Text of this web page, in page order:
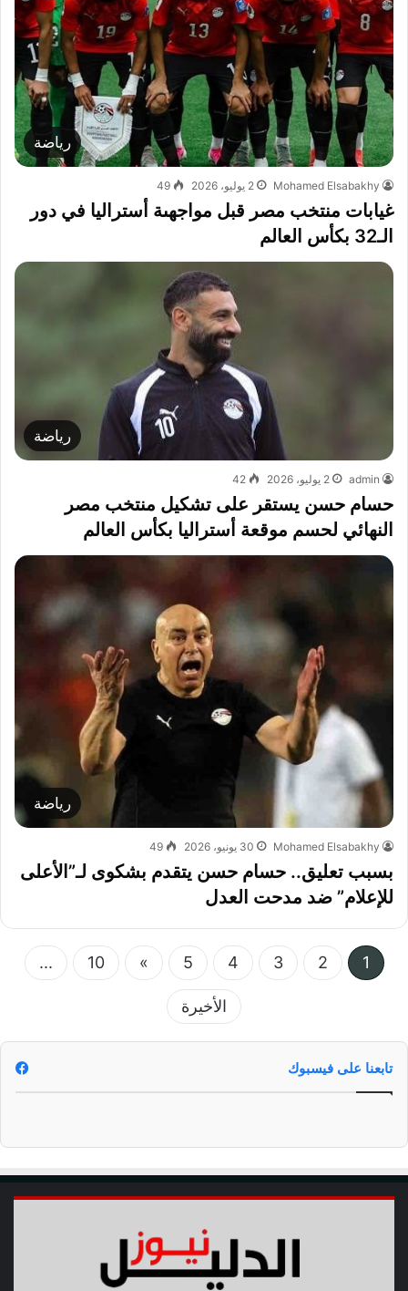
رياضة
Mohamed Elsabakhy 2 يوليو، 2026 49
غيابات منتخب مصر قبل مواجهىة أستراليا في دور
الـ32 بكأس العالم
رياضة
admin 2 يوليو، 2026 42
حسام حسن يستقر على تشكيل منتخب مصر
النهائي لحسم موقعة أستراليا بكأس العالم
رياضة
Mohamed Elsabakhy 30 يونيو، 2026 49
بسبب تعليق.. حسام حسن يتقدم بشكوى لـ”الأعلى
للإعلام” ضد مدحت العدل
1
2
3
4
5
»
10
...
الأخيرة
تابعنا على فيسبوك